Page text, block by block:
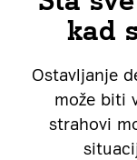
kad
Ostavljanje
može biti
strahovi